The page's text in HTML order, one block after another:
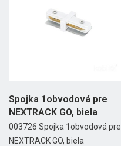
Spojka 1obvodová pre
NEXTRACK GO, biela
003726 Spojka 1obvodová pre
NEXTRACK GO, biela